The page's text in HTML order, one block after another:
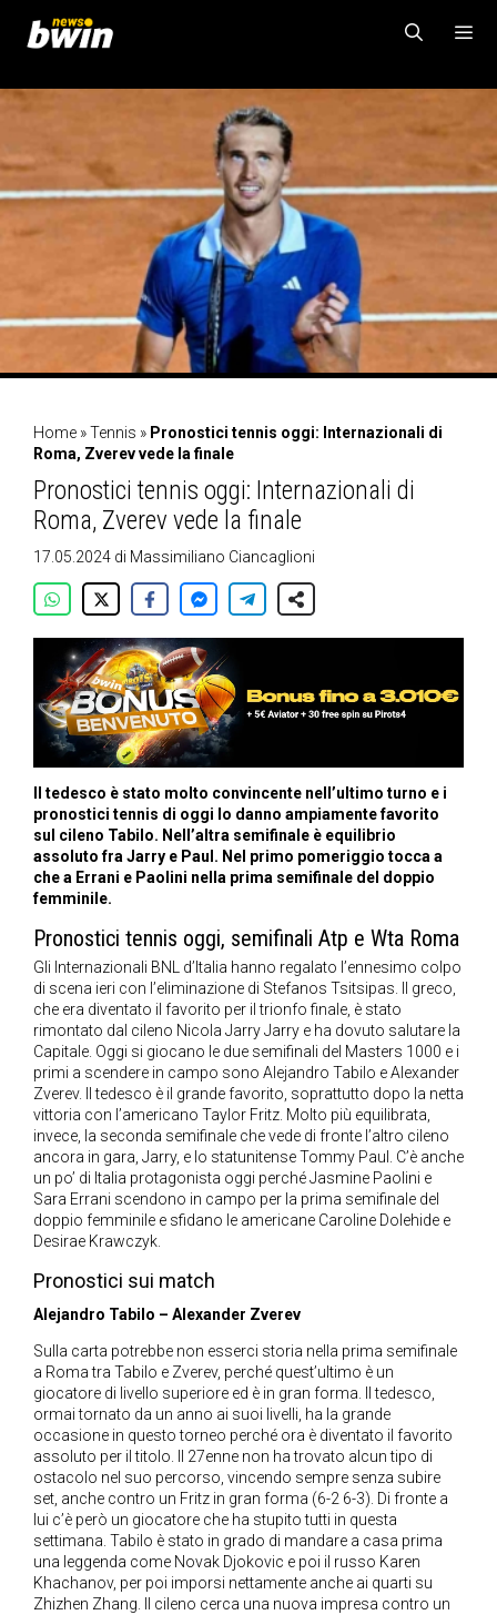
contenuto
Home »Tennis » Pronostici tennis oggi: Internazionali di
Roma, Zverev vede la finale
Pronostici tennis oggi: Internazionali di
Roma, Zverev vede la finale
17.05.2024 di Massimiliano Ciancaglioni
Il tedesco è stato molto convincente nell’ultimo turno e i
pronostici tennis di oggi lo danno ampiamente favorito
sul cileno Tabilo. Nell’altra semifinale è equilibrio
assoluto fra Jarry e Paul. Nel primo pomeriggio tocca a
che a Errani e Paolini nella prima semifinale del doppio
femminile.
Pronostici tennis oggi, semifinali Atp e Wta Roma
Gli Internazionali BNL d’Italia hanno regalato l’ennesimo colpo
di scena ieri con l’eliminazione di Stefanos Tsitsipas. Il greco,
che era diventato il favorito per il trionfo finale, è stato
rimontato dal cileno Nicola Jarry Jarry e ha dovuto salutare la
Capitale. Oggi si giocano le due semifinali del Masters 1000 e i
primi a scendere in campo sono Alejandro Tabilo e Alexander
Zverev. Il tedesco è il grande favorito, soprattutto dopo la netta
vittoria con l’americano Taylor Fritz. Molto più equilibrata,
invece, la seconda semifinale che vede di fronte l’altro cileno
ancora in gara, Jarry, e lo statunitense Tommy Paul. C’è anche
un po’ di Italia protagonista oggi perché Jasmine Paolini e
Sara Errani scendono in campo per la prima semifinale del
doppio femminile e sfidano le americane Caroline Dolehide e
Desirae Krawczyk.
Pronostici sui match
Alejandro Tabilo – Alexander Zverev
Sulla carta potrebbe non esserci storia nella prima semifinale
a Roma tra Tabilo e Zverev, perché quest’ultimo è un
giocatore di livello superiore ed è in gran forma. Il tedesco,
ormai tornato da un anno ai suoi livelli, ha la grande
occasione in questo torneo perché ora è diventato il favorito
assoluto per il titolo. Il 27enne non ha trovato alcun tipo di
ostacolo nel suo percorso, vincendo sempre senza subire
set, anche contro un Fritz in gran forma (6-2 6-3). Di fronte a
lui c’è però un giocatore che ha stupito tutti in questa
settimana. Tabilo è stato in grado di mandare a casa prima
una leggenda come Novak Djokovic e poi il russo Karen
Khachanov, per poi imporsi nettamente anche ai quarti su
Zhizhen Zhang. Il cileno cerca una nuova impresa contro un